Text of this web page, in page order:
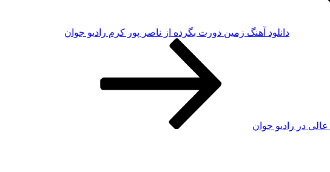
دانلود آهنگ زمین دورت بگرده از ناصر پور کرم رادیو جوان
عالی در رادیو جوان